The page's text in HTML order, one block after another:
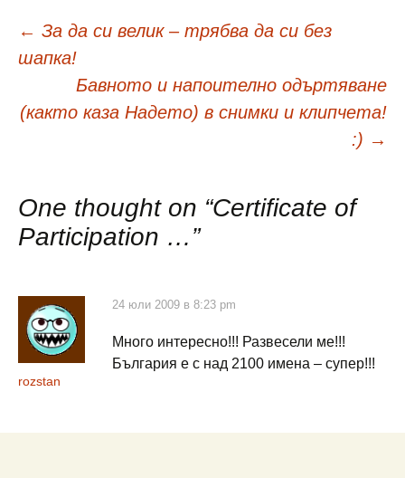
Навигация
← За да си велик – трябва да си без
шапка!
Бавното и напоително одъртяване
(както каза Надето) в снимки и клипчета!
:) →
One thought on “Certificate of
Participation …”
rozstan
24 юли 2009 в 8:23 pm
Много интересно!!! Развесели ме!!!
България е с над 2100 имена – супер!!!